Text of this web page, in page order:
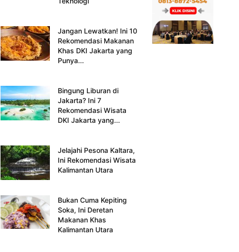
Jangan Lewatkan! Ini 10
Rekomendasi Makanan
Khas DKI Jakarta yang
Punya...
Bingung Liburan di
Jakarta? Ini 7
Rekomendasi Wisata
DKI Jakarta yang...
Jelajahi Pesona Kaltara,
Ini Rekomendasi Wisata
Kalimantan Utara
Bukan Cuma Kepiting
Soka, Ini Deretan
Makanan Khas
Kalimantan Utara